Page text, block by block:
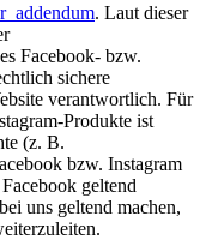
. Laut dieser
Facebook- bzw.
sichere
verantwortlich. Für
Produkte ist
(z. B.
bzw. Instagram
geltend
uns geltend machen,